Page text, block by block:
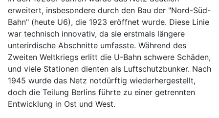
erweitert, insbesondere durch den Bau der "Nord-Süd-
Bahn" (heute U6), die 1923 eröffnet wurde. Diese Linie
war technisch innovativ, da sie erstmals längere
unterirdische Abschnitte umfasste. Während des
Zweiten Weltkriegs erlitt die U-Bahn schwere Schäden,
und viele Stationen dienten als Luftschutzbunker. Nach
1945 wurde das Netz notdürftig wiederhergestellt,
doch die Teilung Berlins führte zu einer getrennten
Entwicklung in Ost und West.